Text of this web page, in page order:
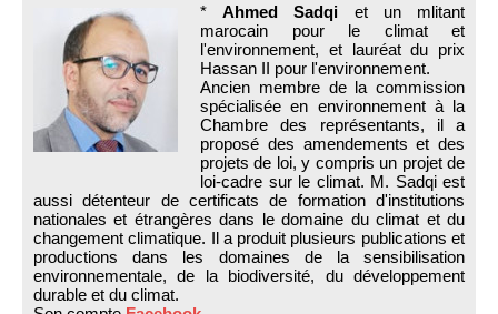
*Ahmed Sadqi et un mlitant
marocain pour le climat et
l'environnement, et lauréat du prix
Hassan II pour l'environnement.
Ancien membre de la commission
spécialisée en environnement à la
Chambre des représentants, il a
proposé des amendements et des
projets de loi, y compris un projet de
loi-cadre sur le climat. M. Sadqi est
aussi détenteur de certificats de formation d'institutions
nationales et étrangères dans le domaine du climat et du
changement climatique. Il a produit plusieurs publications et
productions dans les domaines de la sensibilisation
environnementale, de la biodiversité, du développement
durable et du climat.